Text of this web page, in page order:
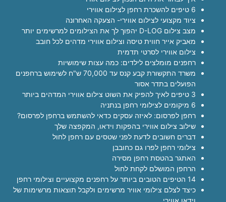
6 טיפים להשכרת רחפן לצילום אווירי
ציוד מקצועי לצילום אווירי- הצעקה האחרונה
מצב צילום D-LOG יהפוך לך את הצילומים למרשימים יותר
מאביק אייר חווית טיסה וצילום אווירי מדהים לכל חובב
צילום אווירי לסרטי תדמית
רחפנים מומלצים לילדים: כמה עצות שימושיות
משרד התקשורת קבע קנס עד 70,000 ש"ח לשימוש ברחפנים
הפועלים בתדר אסור
3 טיפים לאיך להפיק את השוט צילום אווירי המדהים ביותר
6 מיקומים לצילומי רחפן בנתניה
רחפן לפרסום: לאיזה עסקים כדאי להשתמש ברחפן לפרסום?
שילוב צילום אווירי בהפקות וידאו, המקפצה שלך
דברים חשובים לדעת לפני שטסים עם רחפן לחול
צילומי רחפן לפרו גם כחובבן
האתגר בהטסת רחפן מסירה
הרחפן המושלם לקחת לחול
14 הטיפים הטובים ביותר על רחפנים מקצועיים וצילומי רחפן
כיצד לצלם צילומי אוויר מרשימים ולקבל תוצאות מרשימות של